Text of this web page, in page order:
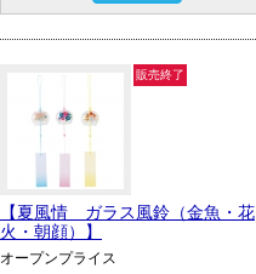
販売終了
【夏風情 ガラス風鈴（金魚・花
火・朝顔）】
オープンプライス